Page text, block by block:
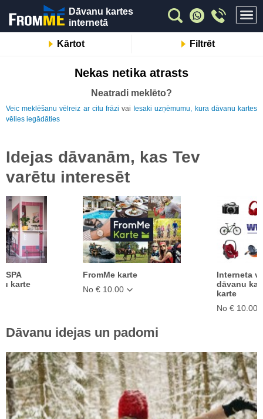
Dāvanu kartes
internetā
Kārtot Filtrēt
Nekas netika atrasts
Neatradi meklēto?
Veic meklēšanu vēlreiz ar citu frāzi vai Iesaki uzņēmumu, kura dāvanu kartes
vēlies iegādāties
Idejas dāvanām, kas Tev
varētu interesēt
SPA
karte
FromMe karte
No € 10.00
Interneta
dāvanu
karte
No € 10.00
Dāvanu idejas un padomi